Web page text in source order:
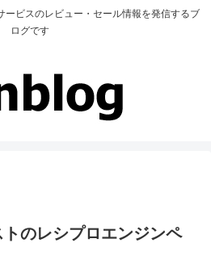
ービスのレビュー・セール情報を発信するブ
ログです
のレシプロエンジンペ